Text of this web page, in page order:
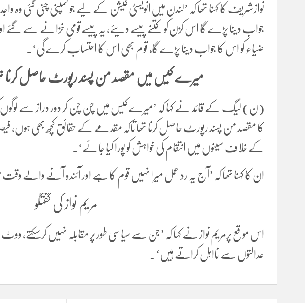
نوازشریف کا کہنا تھا کہ ’لندن میں انویسٹی گیشن کے لیے جو کمپنی چنی گئی وہ
جواب دینا پڑے گا اس کزن کو کتنے پیسے دیئے، یہ پیسےقومی خزانے سے گئے اور
ضیاء کو اس کا جواب دینا پڑے گا، قوم بھی اس کا احتساب کرے گی‘۔
میرے کیس میں مقصد من پسند رپورٹ حاصل کرنا
(ن) لیگ کے قائد نے کہا کہ ’میرے کیس میں چن چن کر دور دراز سے لوگوں کو
کا مقصد من پسند رپورٹ حاصل کرنا تھا تاکہ مقدمے کے حقائق کچھ بھی ہوں،
کے خلاف سینوں میں انتقام کی خواہش کو پورا کیا جائے‘۔
ان کا کہنا تھا کہ ’آج یہ رد عمل میرا نہیں قوم کا ہے اور آئندہ آنے والے
مریم نواز کی گفتگو
اس موقع پرمریم نواز نے کہا کہ ’جن سے سیاسی طور پر مقابلہ نہیں کرسکتے،
عدالتوں سے نااہل کراتے ہیں‘۔